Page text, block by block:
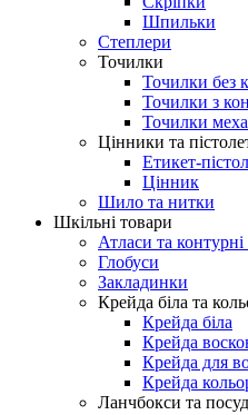
Шпильки
Степлери
Точилки
Точилки без
Точилки з
Точилки
Цінники та
Етикет-
Цінник
Шило та нитки
Шкільні товари
Атласи та контурні
Глобуси
Закладинки
Крейда біла та
Крейда біла
Крейда
Крейда для
Крейда
Ланчбокси та посуд